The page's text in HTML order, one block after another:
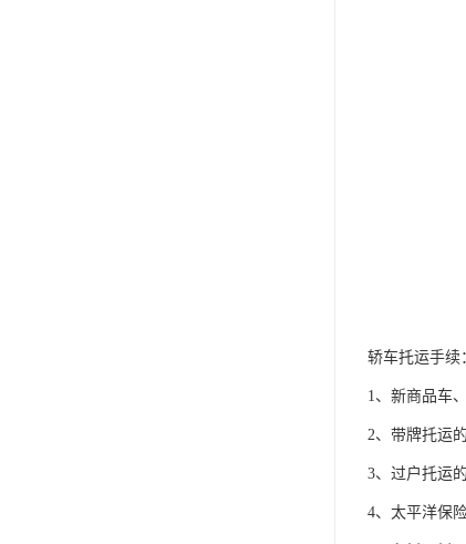
轿车托运手续
1、新商品车
2、带牌托运
3、过户托运
4、太平洋保